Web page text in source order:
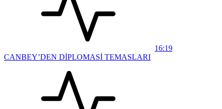
16:19
CANBEY’DEN DİPLOMASİ TEMASLARI